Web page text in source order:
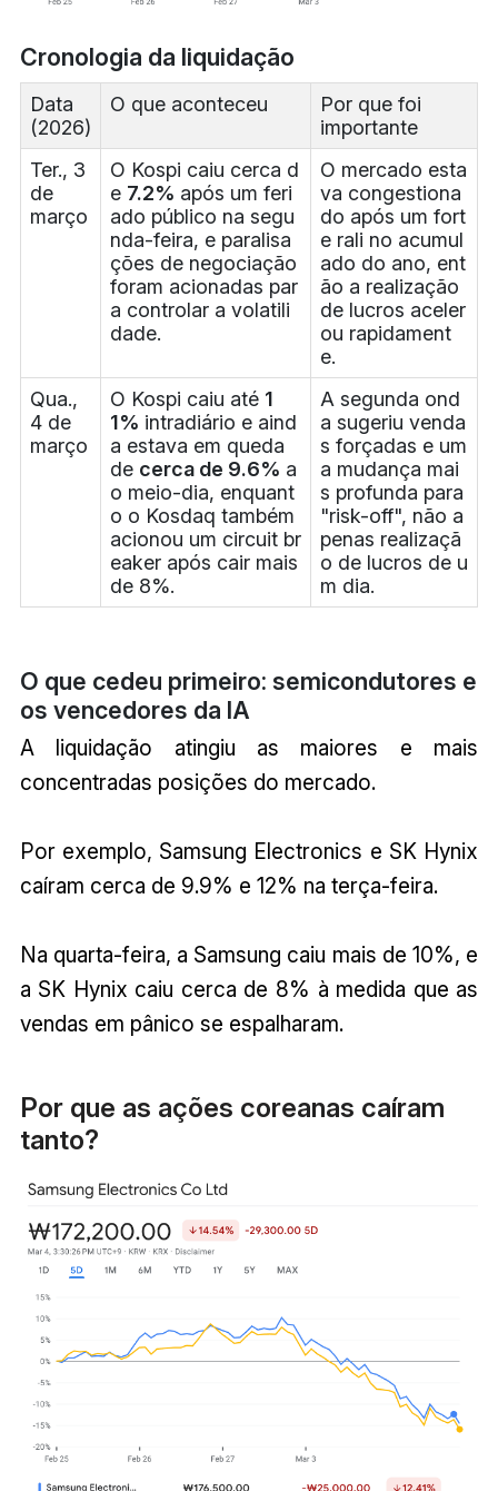
Cronologia da liquidação
Data
(2026)
O que aconteceu
Por que foi
importante
Ter., 3
de
março
O Kospi caiu cerca d
e 7.2% após um feri
ado público na segu
nda-feira, e paralisa
ções de negociação
foram acionadas par
a controlar a volatili
dade.
O mercado esta
va congestiona
do após um fort
e rali no acumul
ado do ano, ent
ão a realização
de lucros aceler
ou rapidament
e.
Qua.,
4 de
março
O Kospi caiu até 1
1% intradiário e aind
a estava em queda
de cerca de 9.6% a
o meio-dia, enquant
o o Kosdaq também
acionou um circuit br
eaker após cair mais
de 8%.
A segunda ond
a sugeriu venda
s forçadas e um
a mudança mai
s profunda para
"risk-off", não a
penas realizaçã
o de lucros de u
m dia.
O que cedeu primeiro: semicondutores e
os vencedores da IA
A liquidação atingiu as maiores e mais
concentradas posições do mercado.
Por exemplo, Samsung Electronics e SK Hynix
caíram cerca de 9.9% e 12% na terça-feira.
Na quarta-feira, a Samsung caiu mais de 10%, e
a SK Hynix caiu cerca de 8% à medida que as
vendas em pânico se espalharam.
Por que as ações coreanas caíram
tanto?